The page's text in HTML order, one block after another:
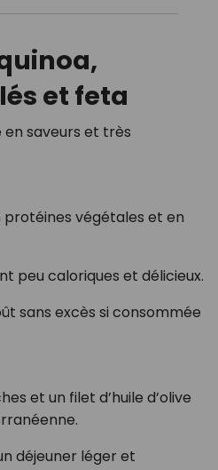
et feta
saveurs et très
protéines végétales et en
peu caloriques et délicieux.
sans excès si consommée
et un filet d’huile d’olive
déjeuner léger et